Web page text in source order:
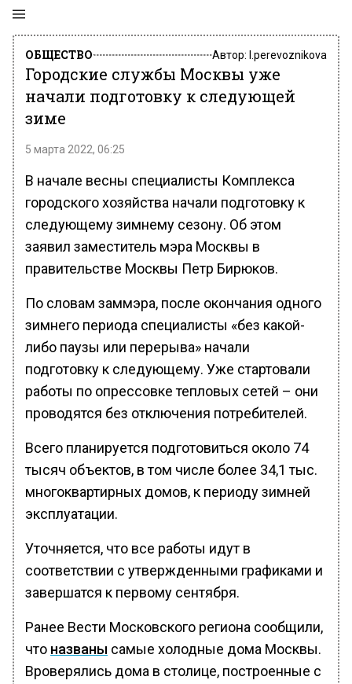
ОБЩЕСТВО Автор: l.perevoznikova
Городские службы Москвы уже
начали подготовку к следующей
зиме
5 марта 2022, 06:25
В начале весны специалисты Комплекса
городского хозяйства начали подготовку к
следующему зимнему сезону. Об этом
заявил заместитель мэра Москвы в
правительстве Москвы Петр Бирюков.
По словам заммэра, после окончания одного
зимнего периода специалисты «без какой-
либо паузы или перерыва» начали
подготовку к следующему. Уже стартовали
работы по опрессовке тепловых сетей – они
проводятся без отключения потребителей.
Всего планируется подготовиться около 74
тысяч объектов, в том числе более 34,1 тыс.
многоквартирных домов, к периоду зимней
эксплуатации.
Уточняется, что все работы идут в
соответствии с утвержденными графиками и
завершатся к первому сентября.
Ранее Вести Московского региона сообщили,
что названы самые холодные дома Москвы.
Вроверялись дома в столице, построенные с